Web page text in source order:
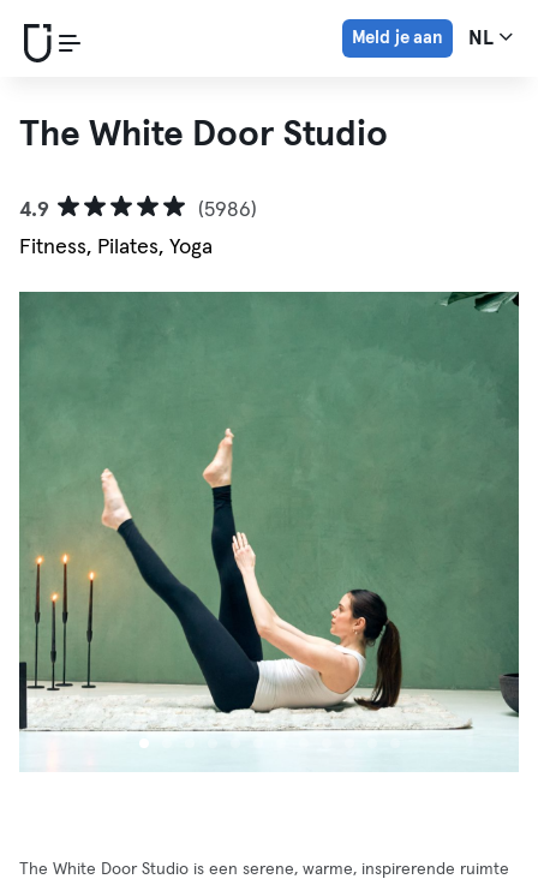
Meld je aan NL
The White Door Studio
4.9
(5986)
Fitness, Pilates, Yoga
The White Door Studio is een serene, warme, inspirerende ruimte